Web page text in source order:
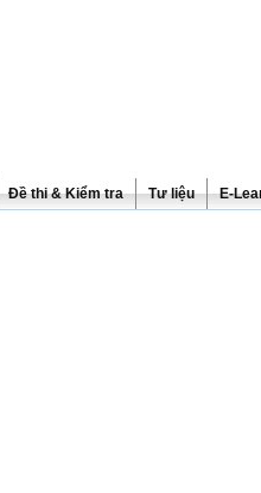
Đề thi & Kiểm tra Tư liệu E-